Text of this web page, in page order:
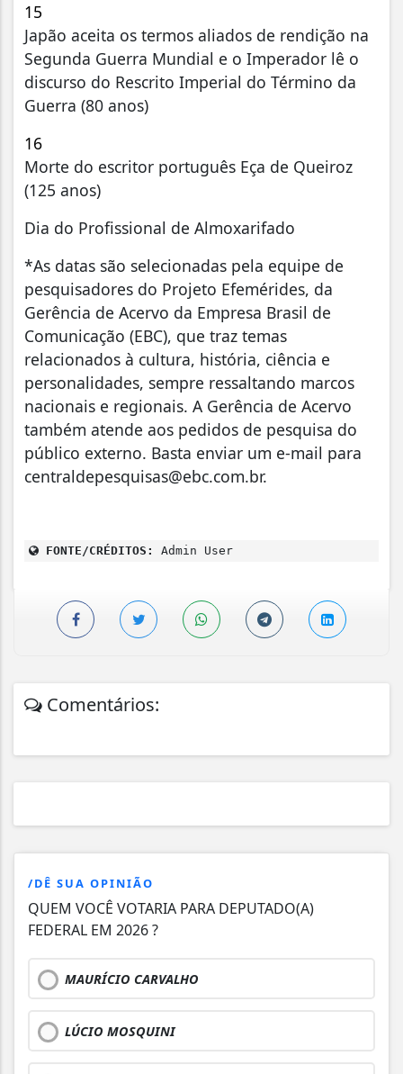
15
Japão aceita os termos aliados de rendição na
Segunda Guerra Mundial e o Imperador lê o
discurso do Rescrito Imperial do Término da
Guerra (80 anos)
16
Morte do escritor português Eça de Queiroz
(125 anos)
Dia do Profissional de Almoxarifado
*As datas são selecionadas pela equipe de
pesquisadores do Projeto Efemérides, da
Gerência de Acervo da Empresa Brasil de
Comunicação (EBC), que traz temas
relacionados à cultura, história, ciência e
personalidades, sempre ressaltando marcos
nacionais e regionais. A Gerência de Acervo
também atende aos pedidos de pesquisa do
público externo. Basta enviar um e-mail para
centraldepesquisas@ebc.com.br.
FONTE/CRÉDITOS: Admin User
Comentários:
/DÊ SUA OPINIÃO
QUEM VOCÊ VOTARIA PARA DEPUTADO(A)
FEDERAL EM 2026 ?
MAURÍCIO CARVALHO
LÚCIO MOSQUINI